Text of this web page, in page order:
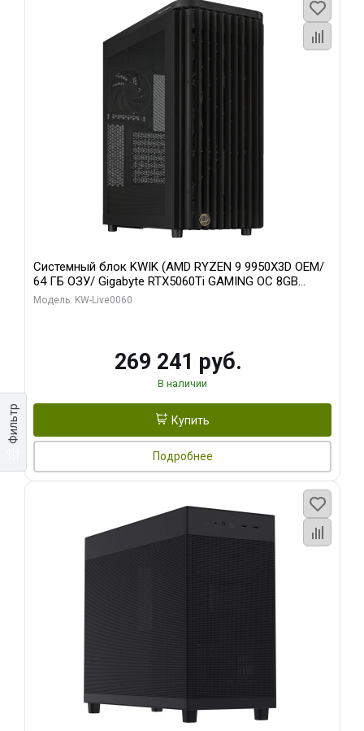
Фильтр
Системный блок KWIK (AMD RYZEN 9 9950X3D OEM/
64 ГБ ОЗУ/ Gigabyte RTX5060Ti GAMING OC 8GB
GDDR7 128bit 3xDP H/ 1 ТБ SSD)
Модель: KW-Live0060
269 241 руб.
В наличии
Купить
Подробнее